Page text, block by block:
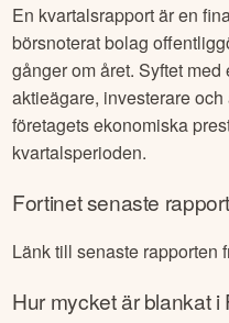
En kvartalsrapport är en
börsnoterat bolag
gånger om året. Syftet
aktieägare, investerare
företagets ekonomiska
kvartalsperioden.
Fortinetsenaste rapport
Länk till senaste rapporten
Hur mycket är blankat i